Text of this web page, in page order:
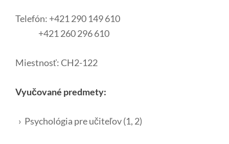
Telefón: +421 290 149 610
+421 260 296 610
Miestnosť: CH2-122
Vyučované predmety:
› Psychológia pre učiteľov (1, 2)